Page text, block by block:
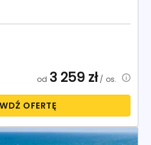
od 3 259 zł/ os.
OFERTĘ